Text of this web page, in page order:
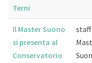
Terni
Il Master Suono
si presenta al
Conservatorio
staff